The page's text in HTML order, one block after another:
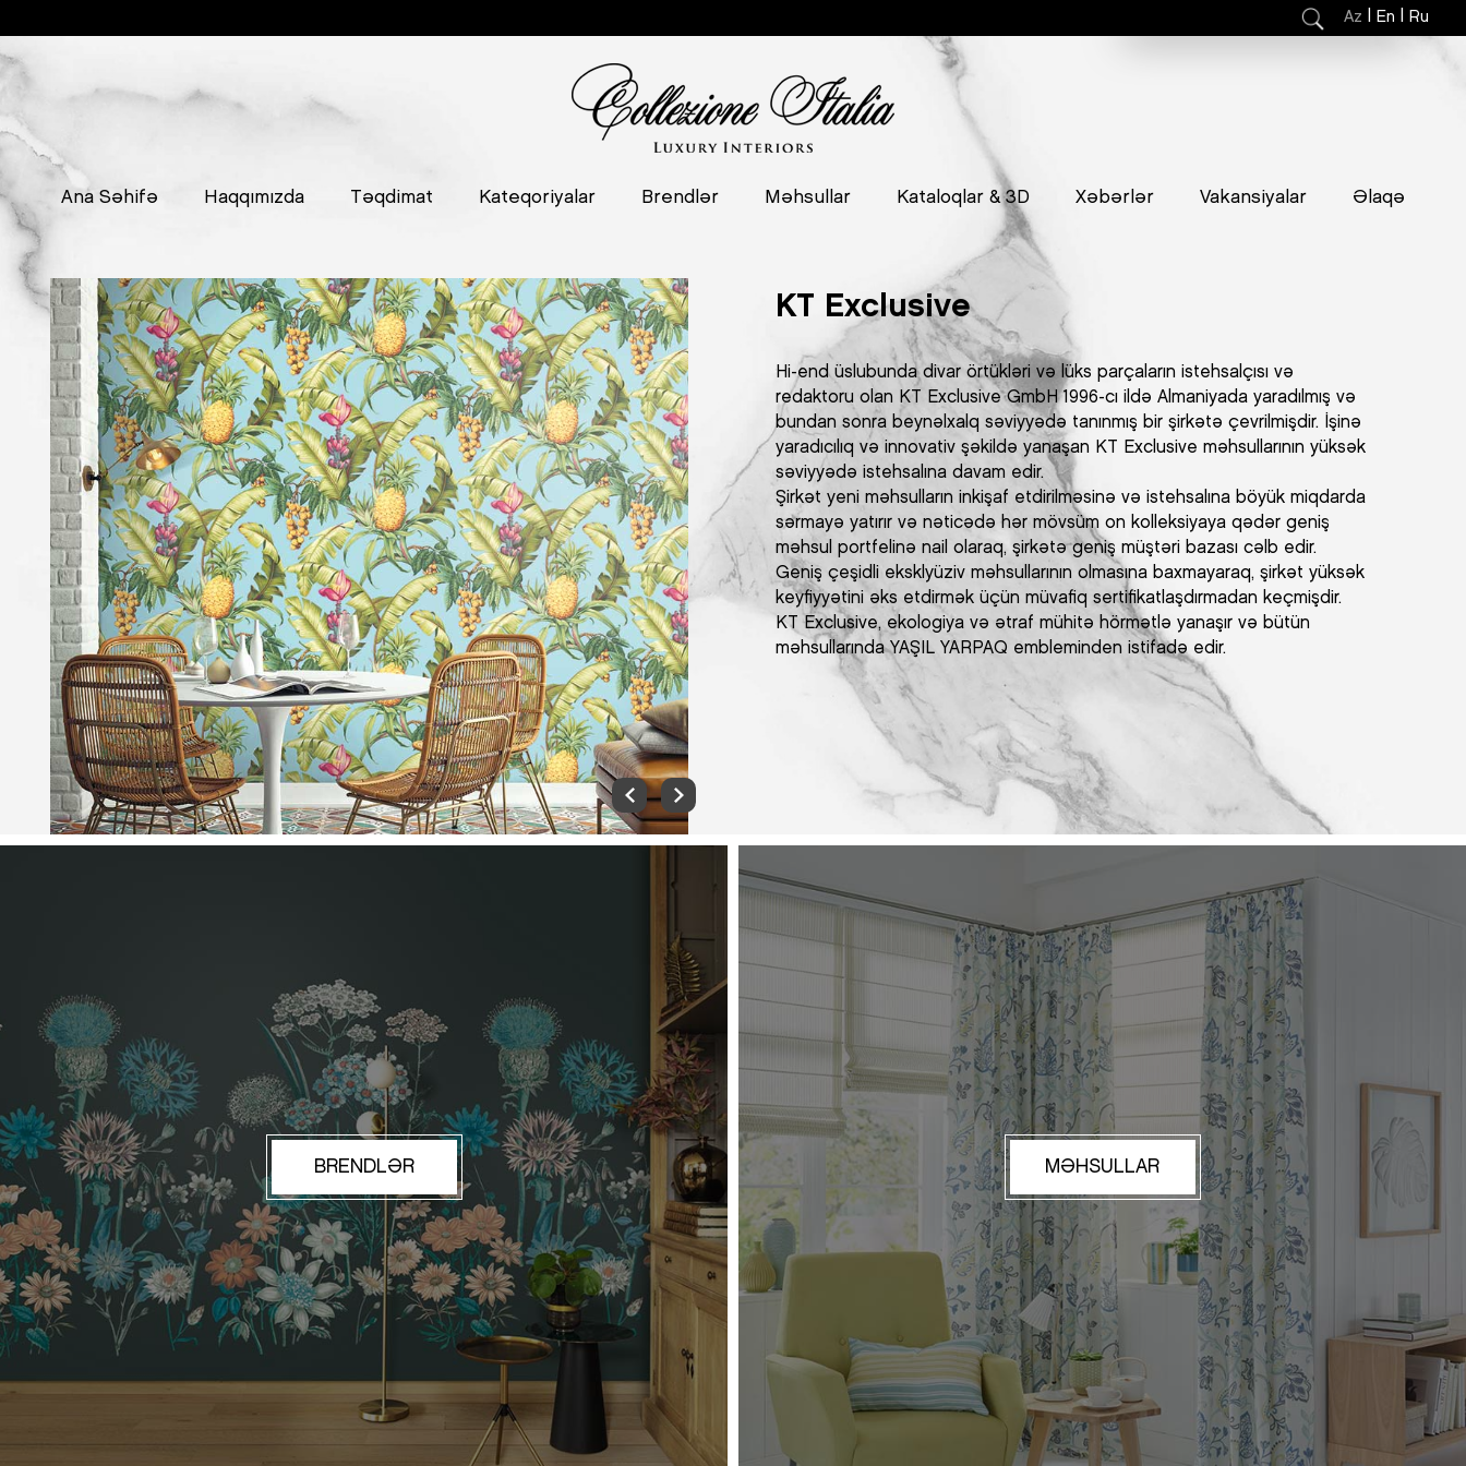
Az En Ru
Ana Səhifə Haqqımızda Təqdimat Kateqoriyalar Brendlər Məhsullar Kataloqlar & 3D Xəbərlər Vakansiyalar Əlaqə
KT Exclusive
Hi-end üslubunda divar örtükləri və lüks parçaların istehsalçısı və
redaktoru olan KT Exclusive GmbH 1996-cı ildə Almaniyada yaradılmış və
bundan sonra beynəlxalq səviyyədə tanınmış bir şirkətə çevrilmişdir. İşinə
yaradıcılıq və innovativ şəkildə yanaşan KT Exclusive məhsullarının yüksək
səviyyədə istehsalına davam edir.
Şirkət yeni məhsulların inkişaf etdirilməsinə və istehsalına böyük miqdarda
sərmayə yatırır və nəticədə hər mövsüm on kolleksiyaya qədər geniş
məhsul portfelinə nail olaraq, şirkətə geniş müştəri bazası cəlb edir.
Geniş çeşidli eksklyüziv məhsullarının olmasına baxmayaraq, şirkət yüksək
keyfiyyətini əks etdirmək üçün müvafiq sertifikatlaşdırmadan keçmişdir.
KT Exclusive, ekologiya və ətraf mühitə hörmətlə yanaşır və bütün
məhsullarında YAŞIL YARPAQ embleminden istifadə edir.
BRENDLƏR MƏHSULLAR